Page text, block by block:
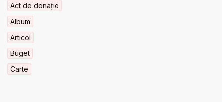
Act de donație
Album
Articol
Buget
Carte